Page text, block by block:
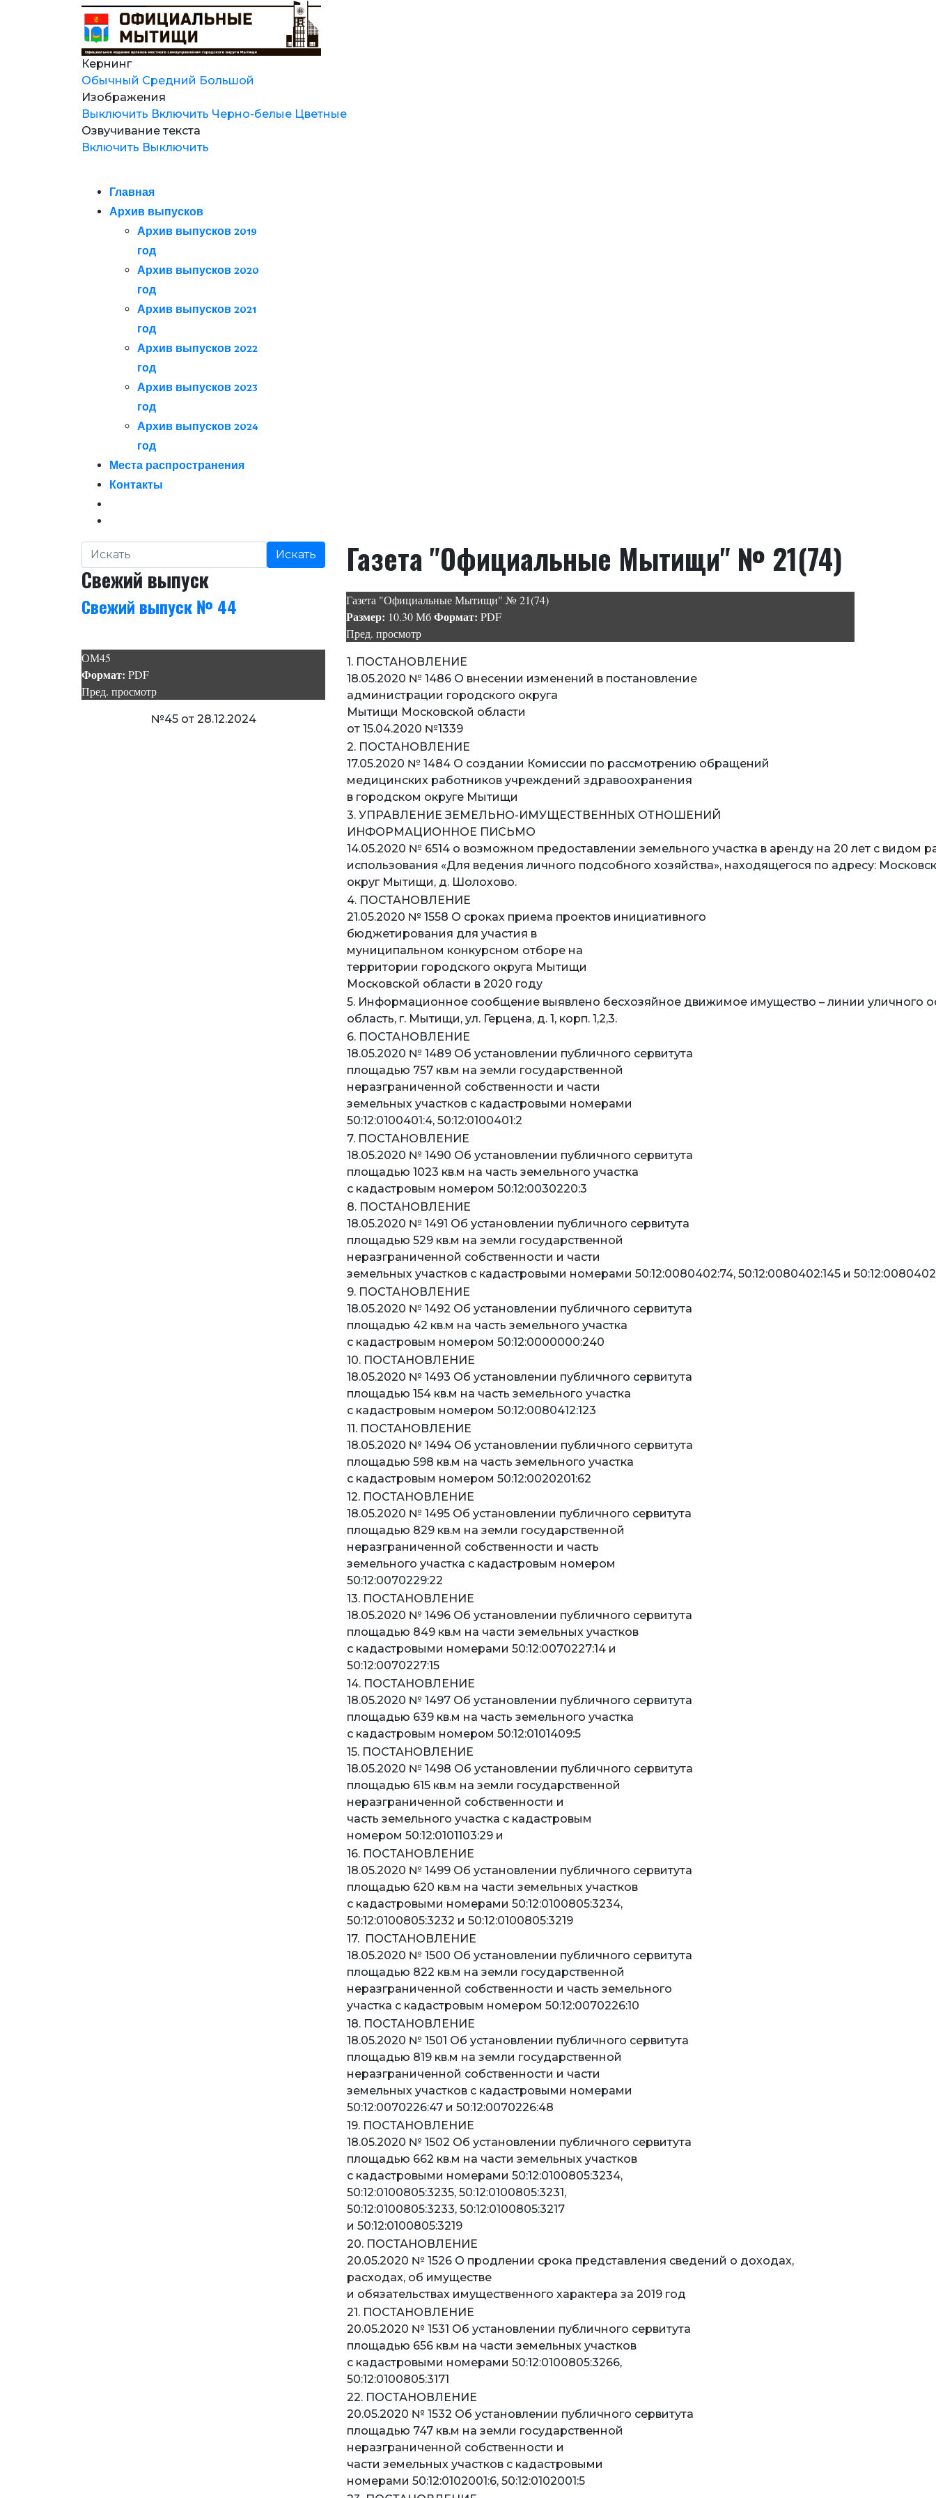
Кернинг
Обычный Средний Большой
Изображения
Выключить Включить Черно-белые Цветные
Озвучивание текста
Включить Выключить
Главная
Архив выпусков
Архив выпусков 2019
год
Архив выпусков 2020
год
Архив выпусков 2021
год
Архив выпусков 2022
год
Архив выпусков 2023
год
Архив выпусков 2024
год
Места распространения
Контакты
Искать
Свежий выпуск
Свежий выпуск № 44
ОМ45
Формат: PDF
Пред. просмотр
№45 от 28.12.2024
Газета "Официальные Мытищи" № 21(74)
Газета "Официальные Мытищи" № 21(74)
Размер: 10.30 МбФормат: PDF
Пред. просмотр
1. ПОСТАНОВЛЕНИЕ
18.05.2020 № 1486 О внесении изменений в постановление
администрации городского округа
Мытищи Московской области
от 15.04.2020 №1339
2. ПОСТАНОВЛЕНИЕ
17.05.2020 № 1484 О создании Комиссии по рассмотрению обращений
медицинских работников учреждений здравоохранения
в городском округе Мытищи
3. УПРАВЛЕНИЕ ЗЕМЕЛЬНО-ИМУЩЕСТВЕННЫХ ОТНОШЕНИЙ
ИНФОРМАЦИОННОЕ ПИСЬМО
14.05.2020 № 6514 о возможном предоставлении земельного участка в аренду на 20 лет с видом
использования «Для ведения личного подсобного хозяйства», находящегося по адресу:
округ Мытищи, д. Шолохово.
4. ПОСТАНОВЛЕНИЕ
21.05.2020 № 1558 О сроках приема проектов инициативного
бюджетирования для участия в
муниципальном конкурсном отборе на
территории городского округа Мытищи
Московской области в 2020 году
5. Информационное сообщение выявлено бесхозяйное движимое имущество – линии уличного
область, г. Мытищи, ул. Герцена, д. 1, корп. 1,2,3.
6. ПОСТАНОВЛЕНИЕ
18.05.2020 № 1489 Об установлении публичного сервитута
площадью 757 кв.м на земли государственной
неразграниченной собственности и части
земельных участков с кадастровыми номерами
50:12:0100401:4, 50:12:0100401:2
7. ПОСТАНОВЛЕНИЕ
18.05.2020 № 1490 Об установлении публичного сервитута
площадью 1023 кв.м на часть земельного участка
с кадастровым номером 50:12:0030220:3
8. ПОСТАНОВЛЕНИЕ
18.05.2020 № 1491 Об установлении публичного сервитута
площадью 529 кв.м на земли государственной
неразграниченной собственности и части
земельных участков с кадастровыми номерами 50:12:0080402:74, 50:12:0080402:145 и
9. ПОСТАНОВЛЕНИЕ
18.05.2020 № 1492 Об установлении публичного сервитута
площадью 42 кв.м на часть земельного участка
с кадастровым номером 50:12:0000000:240
10. ПОСТАНОВЛЕНИЕ
18.05.2020 № 1493 Об установлении публичного сервитута
площадью 154 кв.м на часть земельного участка
с кадастровым номером 50:12:0080412:123
11. ПОСТАНОВЛЕНИЕ
18.05.2020 № 1494 Об установлении публичного сервитута
площадью 598 кв.м на часть земельного участка
с кадастровым номером 50:12:0020201:62
12. ПОСТАНОВЛЕНИЕ
18.05.2020 № 1495 Об установлении публичного сервитута
площадью 829 кв.м на земли государственной
неразграниченной собственности и часть
земельного участка с кадастровым номером
50:12:0070229:22
13. ПОСТАНОВЛЕНИЕ
18.05.2020 № 1496 Об установлении публичного сервитута
площадью 849 кв.м на части земельных участков
с кадастровыми номерами 50:12:0070227:14 и
50:12:0070227:15
14. ПОСТАНОВЛЕНИЕ
18.05.2020 № 1497 Об установлении публичного сервитута
площадью 639 кв.м на часть земельного участка
с кадастровым номером 50:12:0101409:5
15. ПОСТАНОВЛЕНИЕ
18.05.2020 № 1498 Об установлении публичного сервитута
площадью 615 кв.м на земли государственной
неразграниченной собственности и
часть земельного участка с кадастровым
номером 50:12:0101103:29 и
16. ПОСТАНОВЛЕНИЕ
18.05.2020 № 1499 Об установлении публичного сервитута
площадью 620 кв.м на части земельных участков
с кадастровыми номерами 50:12:0100805:3234,
50:12:0100805:3232 и 50:12:0100805:3219
17. ПОСТАНОВЛЕНИЕ
18.05.2020 № 1500 Об установлении публичного сервитута
площадью 822 кв.м на земли государственной
неразграниченной собственности и часть земельного
участка с кадастровым номером 50:12:0070226:10
18. ПОСТАНОВЛЕНИЕ
18.05.2020 № 1501 Об установлении публичного сервитута
площадью 819 кв.м на земли государственной
неразграниченной собственности и части
земельных участков с кадастровыми номерами
50:12:0070226:47 и 50:12:0070226:48
19. ПОСТАНОВЛЕНИЕ
18.05.2020 № 1502 Об установлении публичного сервитута
площадью 662 кв.м на части земельных участков
с кадастровыми номерами 50:12:0100805:3234,
50:12:0100805:3235, 50:12:0100805:3231,
50:12:0100805:3233, 50:12:0100805:3217
и 50:12:0100805:3219
20. ПОСТАНОВЛЕНИЕ
20.05.2020 № 1526 О продлении срока представления сведений о доходах,
расходах, об имуществе
и обязательствах имущественного характера за 2019 год
21. ПОСТАНОВЛЕНИЕ
20.05.2020 № 1531 Об установлении публичного сервитута
площадью 656 кв.м на части земельных участков
с кадастровыми номерами 50:12:0100805:3266,
50:12:0100805:3171
22. ПОСТАНОВЛЕНИЕ
20.05.2020 № 1532 Об установлении публичного сервитута
площадью 747 кв.м на земли государственной
неразграниченной собственности и
части земельных участков с кадастровыми
номерами 50:12:0102001:6, 50:12:0102001:5